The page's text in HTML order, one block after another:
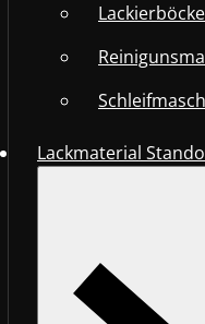
Lackmaterial